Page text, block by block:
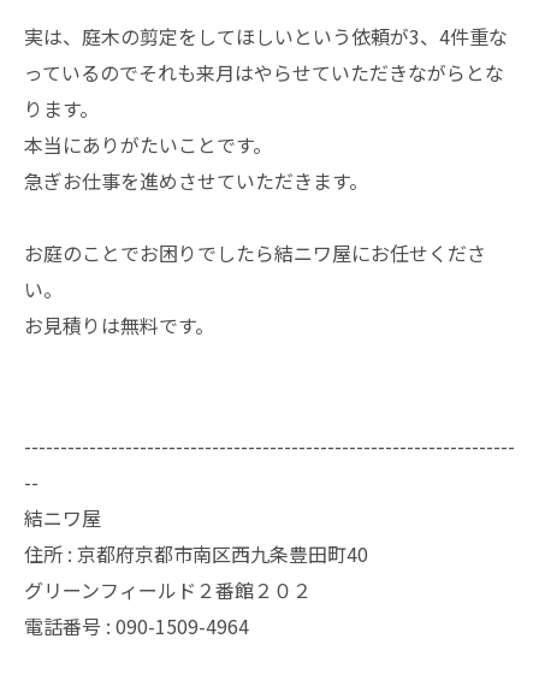
実は、庭木の剪定をしてほしいという依頼が3、4件重な
っているのでそれも来月はやらせていただきながらとな
ります。
本当にありがたいことです。
急ぎお仕事を進めさせていただきます。
お庭のことでお困りでしたら結ニワ屋にお任せくださ
い。
お見積りは無料です。
--------------------------------------------------------------------
--
結ニワ屋
住所 : 京都府京都市南区西九条豊田町40
グリーンフィールド２番館２０２
電話番号 : 090-1509-4964